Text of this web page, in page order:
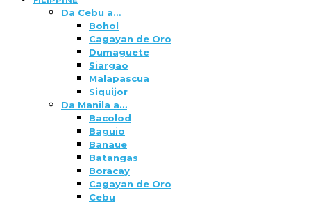
Da Cebu a…
Bohol
Cagayan de Oro
Dumaguete
Siargao
Malapascua
Siquijor
Da Manila a…
Bacolod
Baguio
Banaue
Batangas
Boracay
Cagayan de Oro
Cebu